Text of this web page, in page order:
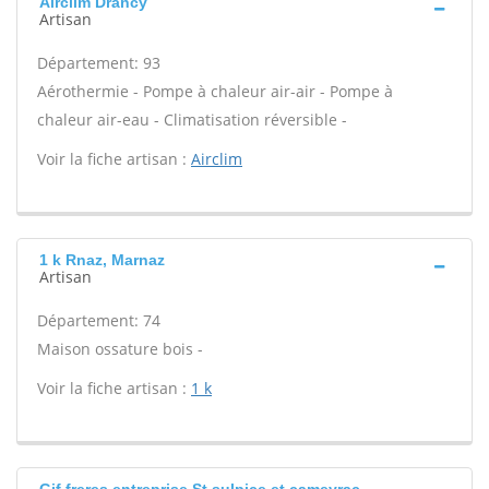
Artisan
Département: 93
Aérothermie - Pompe à chaleur air-air - Pompe à
chaleur air-eau - Climatisation réversible -
Voir la fiche artisan : Airclim
1 k Rnaz, Marnaz
Artisan
Département: 74
Maison ossature bois -
Voir la fiche artisan : 1 k